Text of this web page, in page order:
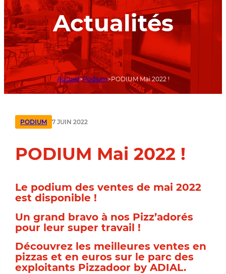
Actualités
Accueil Podium PODIUM Mai 2022 !
PODIUM 7 JUIN 2022
PODIUM Mai 2022 !
Le podium des ventes de mai 2022
est disponible !
Un grand bravo à nos Pizz’adorés
pour leur super travail !
Découvrez les meilleures ventes en
pizzas et en euros sur le parc des
exploitants Pizzadoor by ADIAL.